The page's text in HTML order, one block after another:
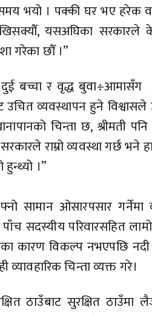
भयो । पक्की घर भए हरेक
यसअघिका सरकारले
गरेका छौँ ।”
दुई बच्चा र वृद्ध
व्यवस्थापन हुने
चिन्ता छ, श्रीमती
राम्रो व्यवस्था गर्छ भने
।”
सामान ओसारपसार गर्नेमा
सदस्यीय परिवारसहित
कारण विकल्प नभएपछि
चिन्ता व्यक्त गरे।
ठाउँबाट सुरक्षित